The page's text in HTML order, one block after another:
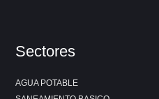
Sectores
AGUA POTABLE